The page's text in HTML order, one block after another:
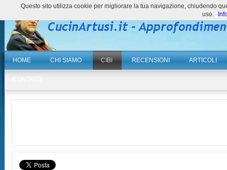
HOME CHI SIAMO CIBI RECENSIONI ARTICOLI
Questo sito utilizza cookie per migliorare la tua navigazione, chiudendo
uso.